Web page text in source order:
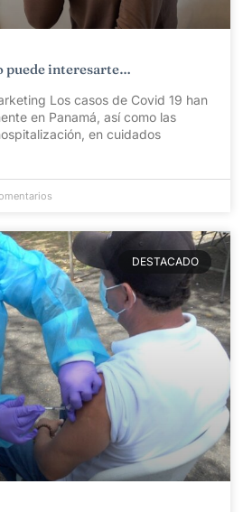
puede interesarte…
Los casos de Covid 19 han
en Panamá, así como las
en cuidados
DESTACADO